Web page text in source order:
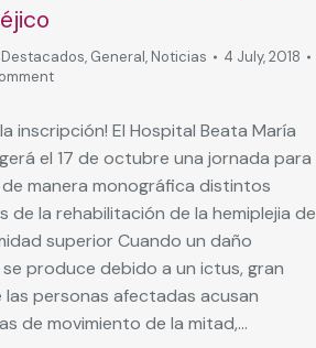
Destacados, General, Noticias
4 July, 2018
inscripción! El Hospital Beata María
el 17 de octubre una jornada para
manera monográfica distintos
de la rehabilitación de la hemiplejia de
superior Cuando un daño
produce debido a un ictus, gran
personas afectadas acusan
de movimiento de la mitad,…